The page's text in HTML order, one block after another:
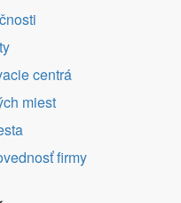
centrá
miest
firmy